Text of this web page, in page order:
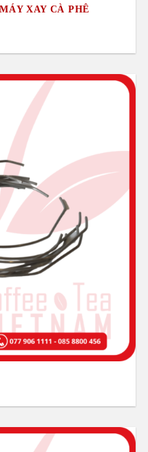
XAY CÀ PHÊ